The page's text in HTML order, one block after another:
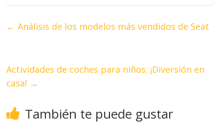
← Análisis de los modelos más vendidos de Seat
Actividades de coches para niños: ¡Diversión en
casa! →
También te puede gustar